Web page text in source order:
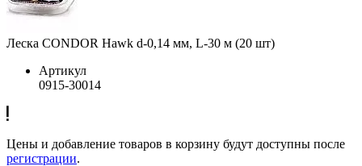
Леска CONDOR Hawk d-0,14 мм, L-30 м (20 шт)
Артикул
0915-30014
Цены и добавление товаров в корзину будут доступны после
регистрации.